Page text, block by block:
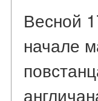
Весной
начале